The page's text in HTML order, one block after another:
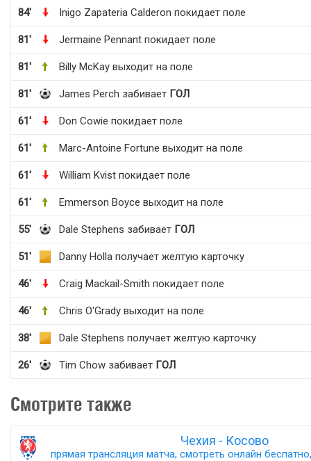
84' Inigo Zapateria Calderon покидает поле
81' Jermaine Pennant покидает поле
81' Billy McKay выходит на поле
81' James Perch забивает ГОЛ
61' Don Cowie покидает поле
61' Marc-Antoine Fortune выходит на поле
61' William Kvist покидает поле
61' Emmerson Boyce выходит на поле
55' Dale Stephens забивает ГОЛ
51' Danny Holla получает желтую карточку
46' Craig Mackail-Smith покидает поле
46' Chris O'Grady выходит на поле
38' Dale Stephens получает желтую карточку
26' Tim Chow забивает ГОЛ
Смотрите также
Чехия - Косово
прямая трансляция матча, смотреть онлайн